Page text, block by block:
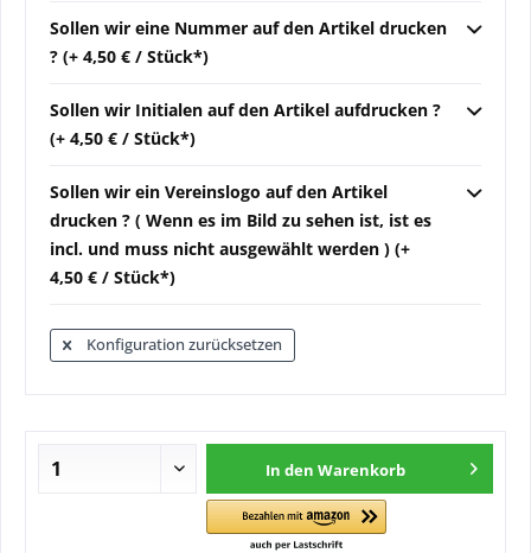
Sollen wir eine Nummer auf den Artikel drucken
? (+ 4,50 € / Stück*)
Sollen wir Initialen auf den Artikel aufdrucken ?
(+ 4,50 € / Stück*)
Sollen wir ein Vereinslogo auf den Artikel
drucken ? ( Wenn es im Bild zu sehen ist, ist es
incl. und muss nicht ausgewählt werden ) (+
4,50 € / Stück*)
Konfiguration zurücksetzen
In den Warenkorb